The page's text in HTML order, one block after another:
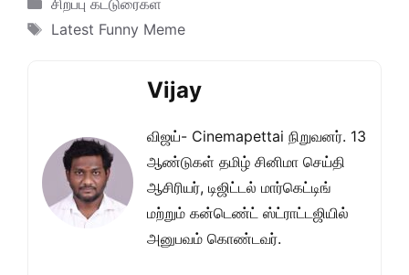
Tags
Latest Funny Meme
Vijay
விஜய்- Cinemapettai நிறுவனர். 13
ஆண்டுகள் தமிழ் சினிமா செய்தி
ஆசிரியர், டிஜிட்டல் மார்கெட்டிங்
மற்றும் கன்டெண்ட் ஸ்ட்ராட்டஜியில்
அனுபவம் கொண்டவர்.